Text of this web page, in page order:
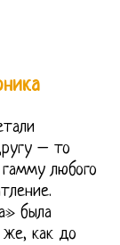
– то
любого
была
же, как до